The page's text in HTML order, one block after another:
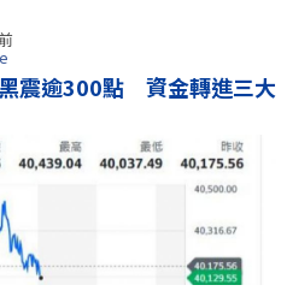
震逾300點 資金轉進三大